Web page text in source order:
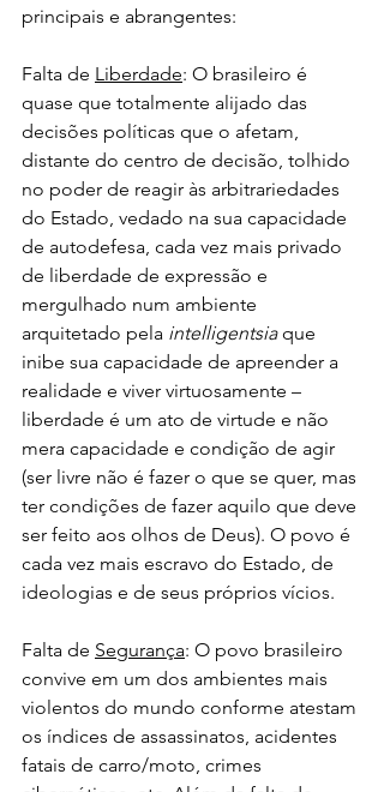
principais e abrangentes:
Falta de Liberdade: O brasileiro é
quase que totalmente alijado das
decisões políticas que o afetam,
distante do centro de decisão, tolhido
no poder de reagir às arbitrariedades
do Estado, vedado na sua capacidade
de autodefesa, cada vez mais privado
de liberdade de expressão e
mergulhado num ambiente
arquitetado pela intelligentsia que
inibe sua capacidade de apreender a
realidade e viver virtuosamente –
liberdade é um ato de virtude e não
mera capacidade e condição de agir
(ser livre não é fazer o que se quer, mas
ter condições de fazer aquilo que deve
ser feito aos olhos de Deus). O povo é
cada vez mais escravo do Estado, de
ideologias e de seus próprios vícios.
Falta de Segurança: O povo brasileiro
convive em um dos ambientes mais
violentos do mundo conforme atestam
os índices de assassinatos, acidentes
fatais de carro/moto, crimes